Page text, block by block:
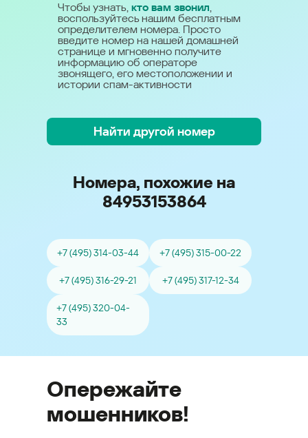
Чтобы узнать, кто вам звонил,
воспользуйтесь нашим бесплатным
определителем номера. Просто
введите номер на нашей домашней
странице и мгновенно получите
информацию об операторе
звонящего, его местоположении и
истории спам-активности
Найти другой номер
Номера, похожие на
84953153864
+7 (495) 314-03-44 +7 (495) 315-00-22
+7 (495) 316-29-21 +7 (495) 317-12-34
+7 (495) 320-04-
33
Опережайте
мошенников!